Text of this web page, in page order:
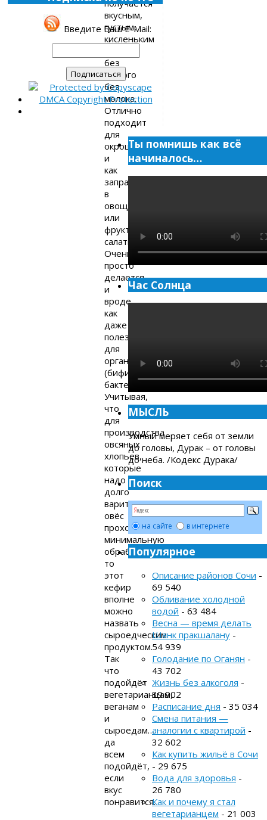
получается
вкусным,
густым,
кисленьким
без
всякого
без
молока.
Отлично
подходит
для
окрошки
и
как
заправка
в
овощные
или
фруктовые
салаты.
Очень
просто
делается,
и
вроде
как
даже
полезен
для
организма
(бифидо-
бактерии).
Учитывая,
что
для
производства
овсяных
хлопьев,
которые
надо
долго
варить,
овёс
проходит
минимальную
обработку,
то
этот
кефир
вполне
можно
назвать
сыроедческим
продуктом.
Так
что
подойдёт
вегетарианцам,
веганам
и
сыроедам…
да
всем
подойдёт,
если
вкус
понравится.
Введите Ваш E-Mail:
Ты помнишь как всё
начиналось…
Час Солнца
МЫСЛЬ
Умный меряет себя от земли
до головы, Дурак – от головы
до неба. /Кодекс Дурака/
Поиск
на сайте в интернете
Популярное
Описание районов Сочи -
69 540
Обливание холодной
водой - 63 484
Весна — время делать
Шанк пракшалану -
54 939
Голодание по Оганян -
43 702
Жизнь без алкоголя -
39 902
Расписание дня - 35 034
Смена питания —
аналогии с квартирой -
32 602
Как купить жильё в Сочи
- 29 675
Вода для здоровья -
26 780
Как и почему я стал
вегетарианцем - 21 003